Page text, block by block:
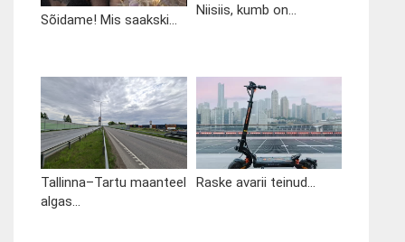
Sõidame! Mis saakski...
Niisiis, kumb on...
Tallinna–Tartu maanteel
algas...
Raske avarii teinud...